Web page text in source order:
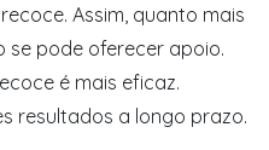
Assim, quanto mais
se pode oferecer apoio.
é mais eficaz.
resultados a longo prazo.